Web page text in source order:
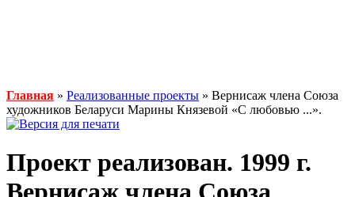
Главная » Реализованные проекты » Вернисаж члена Союза
художников Беларуси Марины Князевой «С любовью ...».
Проект реализован. 1999 г.